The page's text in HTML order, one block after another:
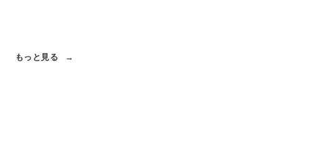
もっと見る